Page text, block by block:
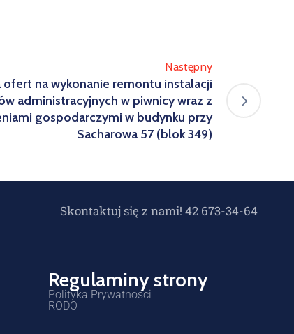
Następny
ofert na wykonanie remontu instalacji
administracyjnych w piwnicy wraz z
gospodarczymi w budynku przy
Sacharowa 57 (blok 349)
Skontaktuj się z nami! 42 673-34-64
Regulaminy strony
Polityka Prywatności
RODO